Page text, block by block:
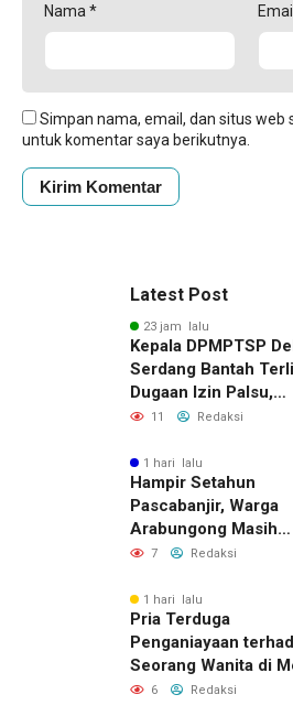
Nama * Email
Simpan nama, email, dan situs web
untuk komentar saya berikutnya.
Latest Post
23 jam lalu
Kepala DPMPTSP
Serdang Bantah
Dugaan Izin Palsu,
Tegaskan Proses
Jalur Resmi
11 Redaksi
1 hari lalu
Hampir Setahun
Pascabanjir, Warga
Arabungong Masih
Menunggu Bantuan
7 Redaksi
1 hari lalu
Pria Terduga
Penganiayaan
Seorang Wanita di
Ditangkap Polisi
6 Redaksi